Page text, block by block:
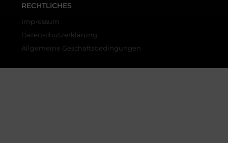
RECHTLICHES
Impressum
Datenschutzerklärung
Allgemeine Geschäftsbedingungen